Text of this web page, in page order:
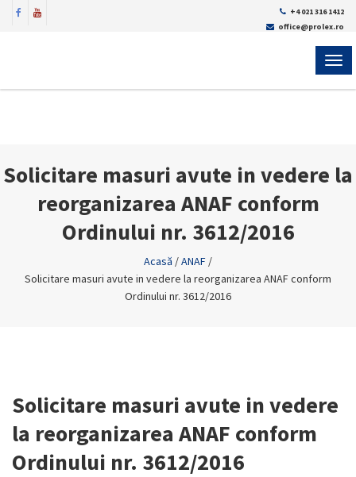
+4 021 316 1412
office@prolex.ro
Solicitare masuri avute in vedere la
reorganizarea ANAF conform
Ordinului nr. 3612/2016
Acasă /ANAF /
Solicitare masuri avute in vedere la reorganizarea ANAF conform
Ordinului nr. 3612/2016
Solicitare masuri avute in vedere
la reorganizarea ANAF conform
Ordinului nr. 3612/2016